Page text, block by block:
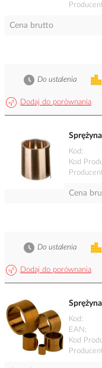
Cena brutto
Dodaj do porównania
Do ustalenia
Kod
Kod
Cena
Dodaj do porównania
Do ustalenia
Kod
EAN
Kod